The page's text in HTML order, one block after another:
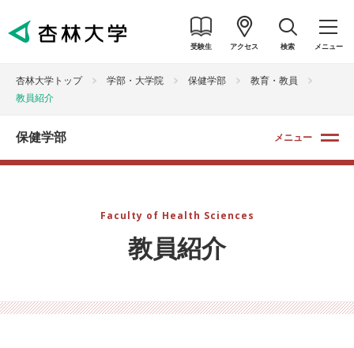
受験生 アクセス 検索 メニュー
杏林大学トップ 学部・大学院 保健学部
教育・教員
教員紹介
保健学部 メニュー
Faculty of Health Sciences
教員紹介